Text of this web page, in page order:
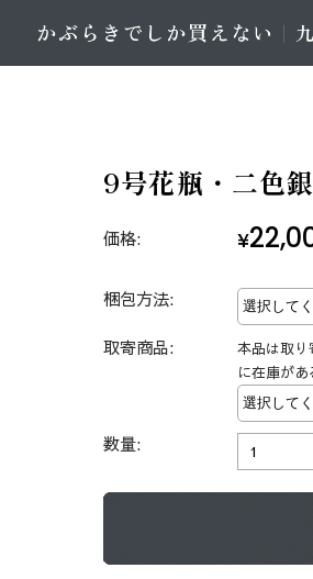
9号花瓶・二色
価格: ¥
梱包方法:
取寄商品:
本品は取
に在庫が
数量: